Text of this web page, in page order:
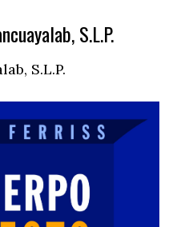
S.L.P.